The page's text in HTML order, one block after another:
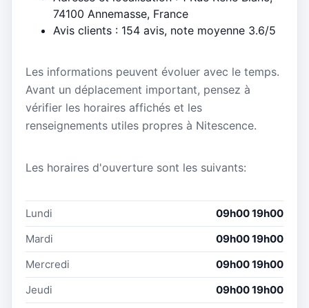
74100 Annemasse, France
Avis clients : 154 avis, note moyenne 3.6/5
Les informations peuvent évoluer avec le temps.
Avant un déplacement important, pensez à
vérifier les horaires affichés et les
renseignements utiles propres à Nitescence.
Les horaires d'ouverture sont les suivants:
Lundi
09h00 19h00
Mardi
09h00 19h00
Mercredi
09h00 19h00
Jeudi
09h00 19h00